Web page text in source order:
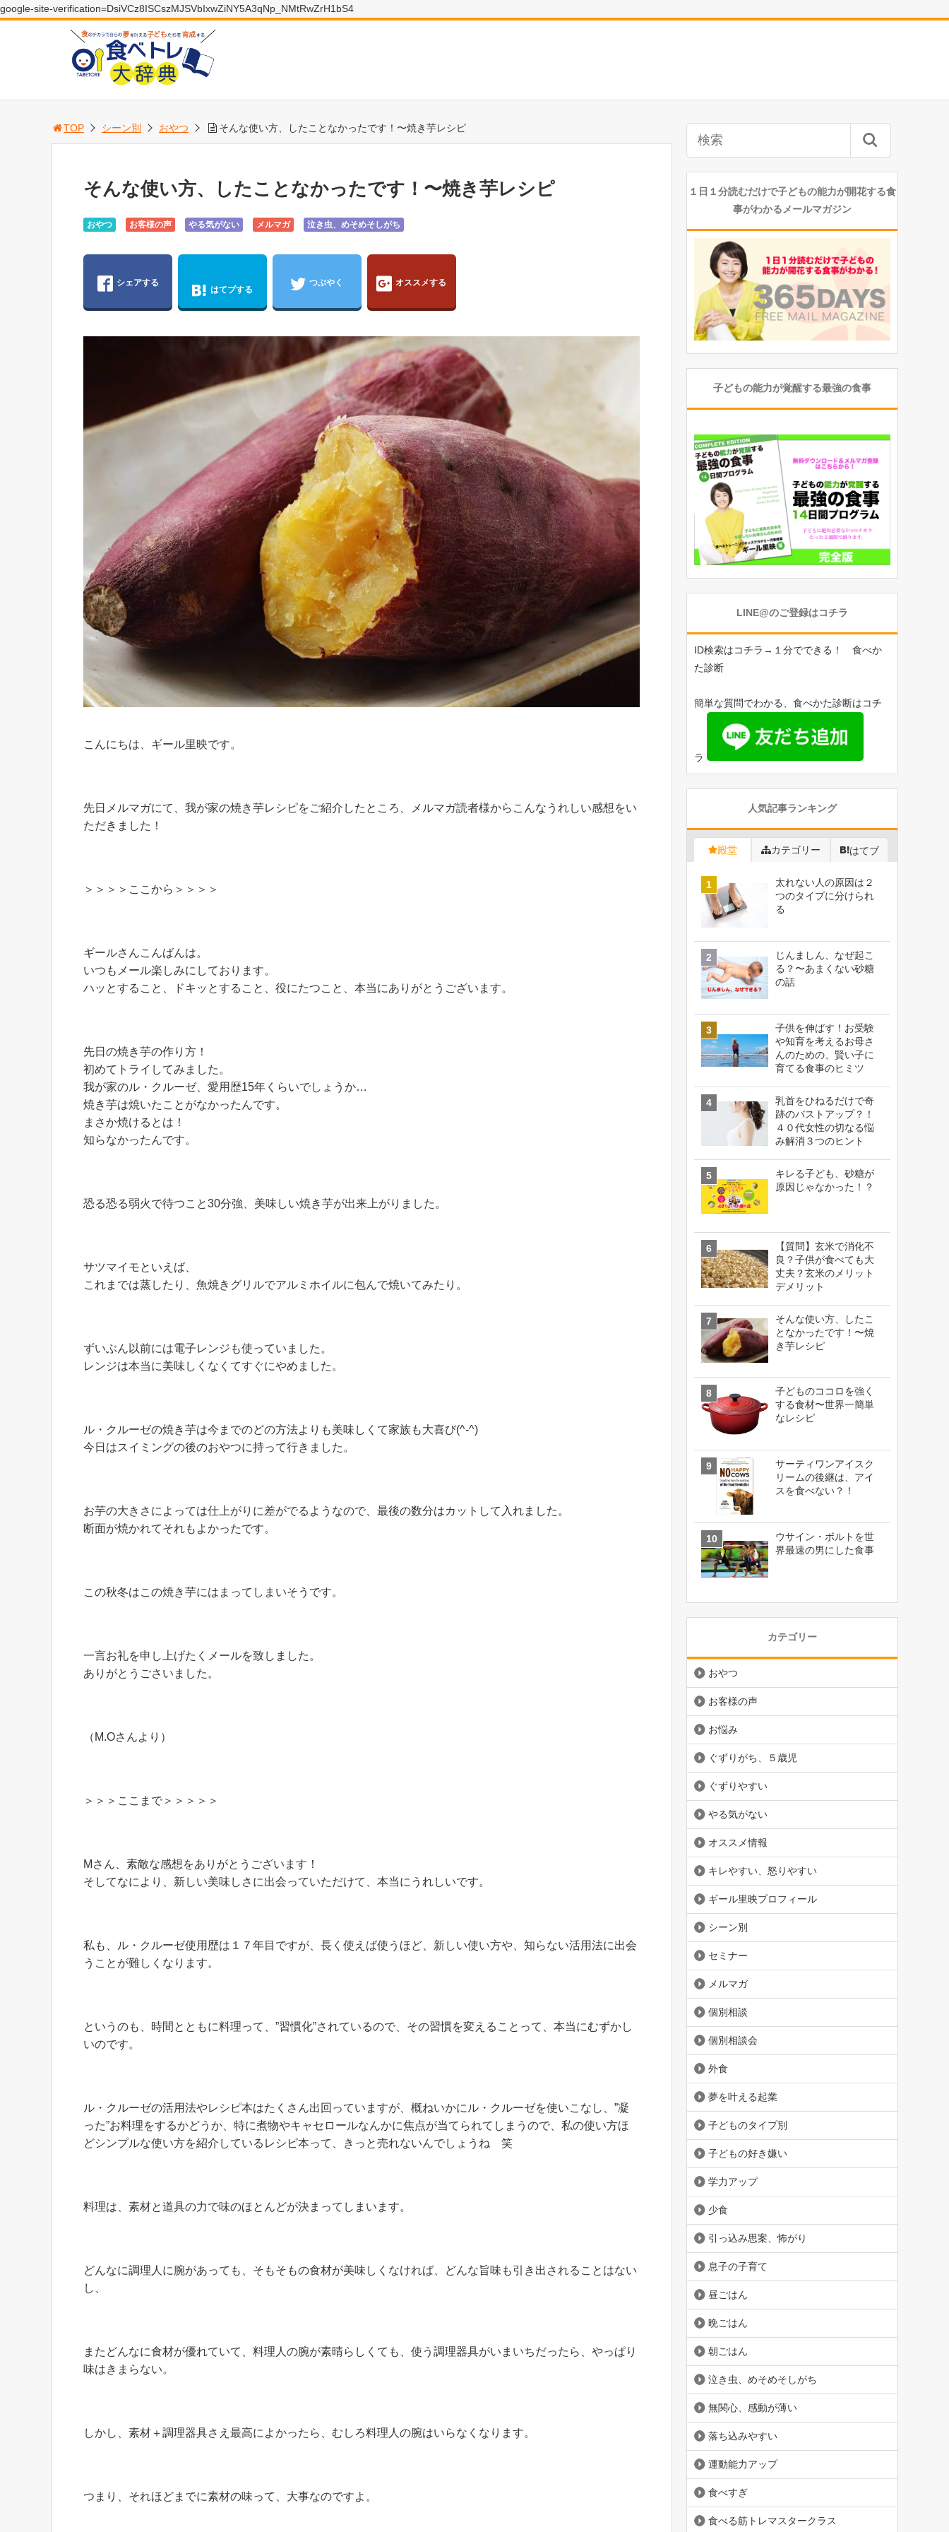
google-site-verification=DsiVCz8ISCszMJSVbIxwZiNY5A3qNp_NMtRwZrH1bS4
TOP シーン別 おやつ そんな使い方、したことなかったです！〜焼き芋レシピ
そんな使い方、したことなかったです！〜焼き芋レシピ
おやつ お客様の声 やる気がない メルマガ 泣き虫、めそめそしがち
シェアする
はてブする
つぶやく オススメする
こんにちは、ギール里映です。
先日メルマガにて、我が家の焼き芋レシピをご紹介したところ、メルマガ読者様からこんなうれしい感想をい
ただきました！
＞＞＞＞ここから＞＞＞＞
ギールさんこんばんは。
いつもメール楽しみにしております。
ハッとすること、ドキッとすること、役にたつこと、本当にありがとうございます。
先日の焼き芋の作り方！
初めてトライしてみました。
我が家のル・クルーゼ、愛用歴15年くらいでしょうか…
焼き芋は焼いたことがなかったんです。
まさか焼けるとは！
知らなかったんです。
恐る恐る弱火で待つこと30分強、美味しい焼き芋が出来上がりました。
サツマイモといえば、
これまでは蒸したり、魚焼きグリルでアルミホイルに包んで焼いてみたり。
ずいぶん以前には電子レンジも使っていました。
レンジは本当に美味しくなくてすぐにやめました。
ル・クルーゼの焼き芋は今までのどの方法よりも美味しくて家族も大喜び(^-^)
今日はスイミングの後のおやつに持って行きました。
お芋の大きさによっては仕上がりに差がでるようなので、最後の数分はカットして入れました。
断面が焼かれてそれもよかったです。
この秋冬はこの焼き芋にはまってしまいそうです。
一言お礼を申し上げたくメールを致しました。
ありがとうごさいました。
（M.Oさんより）
＞＞＞ここまで＞＞＞＞＞
Mさん、素敵な感想をありがとうございます！
そしてなにより、新しい美味しさに出会っていただけて、本当にうれしいです。
私も、ル・クルーゼ使用歴は１７年目ですが、長く使えば使うほど、新しい使い方や、知らない活用法に出会
うことが難しくなります。
というのも、時間とともに料理って、”習慣化”されているので、その習慣を変えることって、本当にむずかし
いのです。
ル・クルーゼの活用法やレシピ本はたくさん出回っていますが、概ねいかにル・クルーゼを使いこなし、”凝
った”お料理をするかどうか、特に煮物やキャセロールなんかに焦点が当てられてしまうので、私の使い方ほ
どシンプルな使い方を紹介しているレシピ本って、きっと売れないんでしょうね 笑
料理は、素材と道具の力で味のほとんどが決まってしまいます。
どんなに調理人に腕があっても、そもそもの食材が美味しくなければ、どんな旨味も引き出されることはない
し、
またどんなに食材が優れていて、料理人の腕が素晴らしくても、使う調理器具がいまいちだったら、やっぱり
味はきまらない。
しかし、素材＋調理器具さえ最高によかったら、むしろ料理人の腕はいらなくなります。
つまり、それほどまでに素材の味って、大事なのですよ。
１日１分読むだけで子どもの能力が開花する食
事がわかるメールマガジン
子どもの能力が覚醒する最強の食事
LINE@のご登録はコチラ
ID検索はコチラ→１分でできる！ 食べか
た診断
簡単な質問でわかる、食べかた診断はコチ
ラ
人気記事ランキング
殿堂 カテゴリー はてブ
太れない人の原因は２
つのタイプに分けられ
る
じんましん、なぜ起こ
る？〜あまくない砂糖
の話
子供を伸ばす！お受験
や知育を考えるお母さ
んのための、賢い子に
育てる食事のヒミツ
乳首をひねるだけで奇
跡のバストアップ？！
４０代女性の切なる悩
み解消３つのヒント
キレる子ども、砂糖が
原因じゃなかった！？
【質問】玄米で消化不
良？子供が食べても大
丈夫？玄米のメリット
デメリット
そんな使い方、したこ
となかったです！〜焼
き芋レシピ
子どものココロを強く
する食材〜世界一簡単
なレシピ
サーティワンアイスク
リームの後継は、アイ
スを食べない？！
ウサイン・ボルトを世
界最速の男にした食事
カテゴリー
おやつ
お客様の声
お悩み
ぐずりがち、５歳児
ぐずりやすい
やる気がない
オススメ情報
キレやすい、怒りやすい
ギール里映プロフィール
シーン別
セミナー
メルマガ
個別相談
個別相談会
外食
夢を叶える起業
子どものタイプ別
子どもの好き嫌い
学力アップ
少食
引っ込み思案、怖がり
息子の子育て
昼ごはん
晩ごはん
朝ごはん
泣き虫、めそめそしがち
無関心、感動が薄い
落ち込みやすい
運動能力アップ
食べすぎ
食べる筋トレマスタークラス